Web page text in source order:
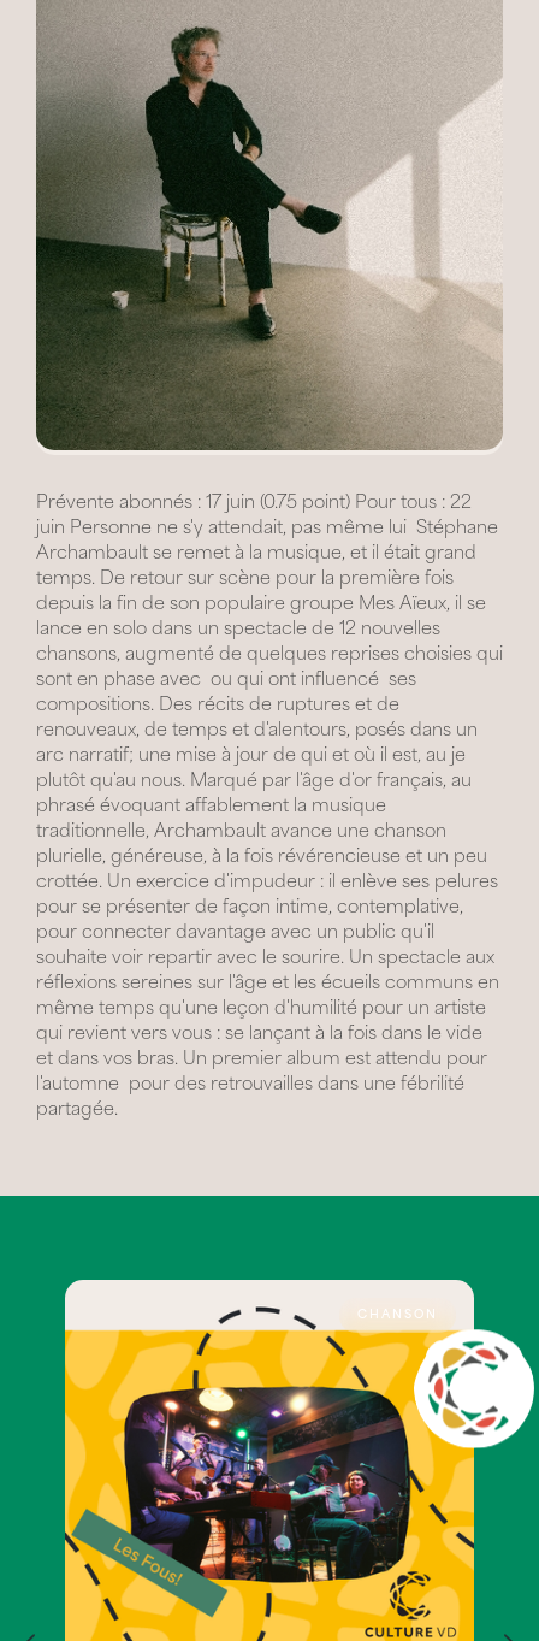
Prévente abonnés : 17 juin (0.75 point) Pour tous : 22
juin Personne ne s'y attendait, pas même lui  Stéphane
Archambault se remet à la musique, et il était grand
temps. De retour sur scène pour la première fois
depuis la fin de son populaire groupe Mes Aïeux, il se
lance en solo dans un spectacle de 12 nouvelles
chansons, augmenté de quelques reprises choisies qui
sont en phase avec  ou qui ont influencé  ses
compositions. Des récits de ruptures et de
renouveaux, de temps et d'alentours, posés dans un
arc narratif; une mise à jour de qui et où il est, au je
plutôt qu'au nous. Marqué par l'âge d'or français, au
phrasé évoquant affablement la musique
traditionnelle, Archambault avance une chanson
plurielle, généreuse, à la fois révérencieuse et un peu
crottée. Un exercice d'impudeur : il enlève ses pelures
pour se présenter de façon intime, contemplative, 
pour connecter davantage avec un public qu'il
souhaite voir repartir avec le sourire. Un spectacle aux
réflexions sereines sur l'âge et les écueils communs en
même temps qu'une leçon d'humilité pour un artiste
qui revient vers vous : se lançant à la fois dans le vide
et dans vos bras. Un premier album est attendu pour
l'automne  pour des retrouvailles dans une fébrilité
partagée.
CHANSON